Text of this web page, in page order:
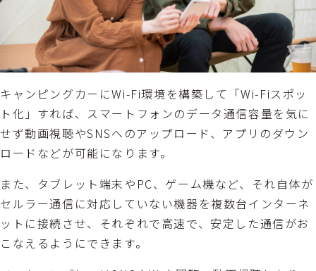
キャンピングカーにWi-Fi環境を構築して「Wi-Fiスポッ
ト化」すれば、スマートフォンのデータ通信容量を気に
せず動画視聴やSNSへのアップロード、アプリのダウン
ロードなどが可能になります。
また、タブレット端末やPC、ゲーム機など、それ自体が
セルラー通信に対応していない機器を複数台インターネ
ットに接続させ、それぞれで高速で、安定した通信がお
こなえるようにできます。